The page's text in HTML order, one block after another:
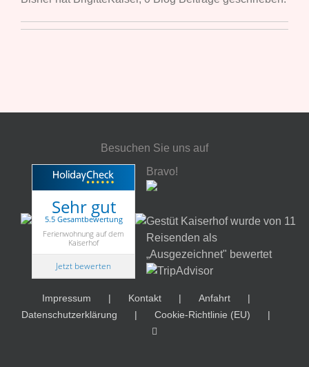
Besuchen Sie uns auf
Sehr gut
5.5 Gesamtbewertung
Ferienwohnung auf dem
Kaiserhof
Jetzt bewerten
Bravo!
Gestüt Kaiserhof wurde von 11
Reisenden als
„Ausgezeichnet" bewertet
Impressum Kontakt
Anfahrt
Datenschutzerklärung
Cookie-Richtlinie (EU)